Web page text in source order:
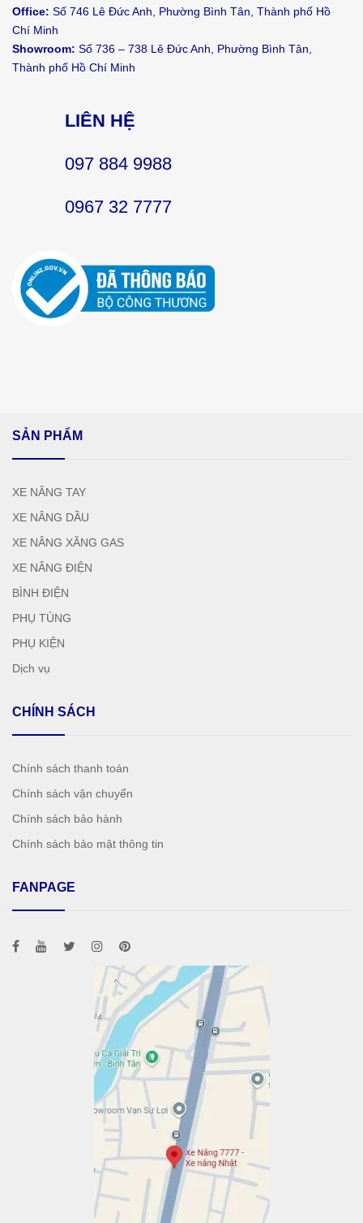
Office: Số 746 Lê Đức Anh, Phường Bình Tân, Thành phố Hồ
Chí Minh
Showroom: Số 736 – 738 Lê Đức Anh, Phường Bình Tân,
Thành phố Hồ Chí Minh
LIÊN HỆ
097 884 9988
0967 32 7777
SẢN PHẨM
XE NÂNG TAY
XE NÂNG DẦU
XE NÂNG XĂNG GAS
XE NÂNG ĐIỆN
BÌNH ĐIỆN
PHỤ TÙNG
PHỤ KIỆN
Dịch vụ
CHÍNH SÁCH
Chính sách thanh toán
Chính sách vận chuyển
Chính sách bảo hành
Chính sách bảo mật thông tin
FANPAGE